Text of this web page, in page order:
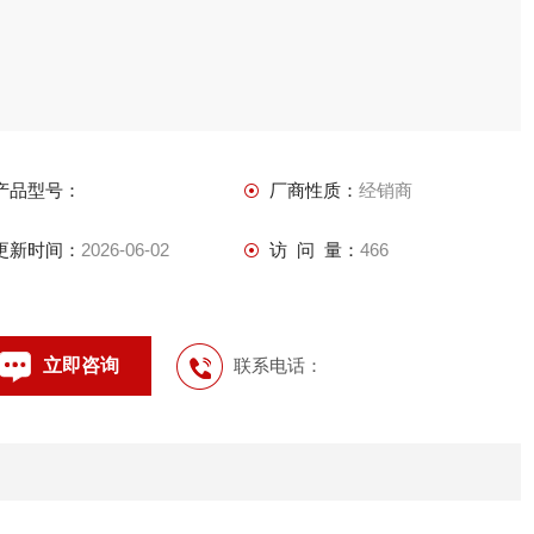
品型号： 厂商性质： 经销商
新时间： 2026-06-02 访 问 量： 466
立即咨询 联系电话：